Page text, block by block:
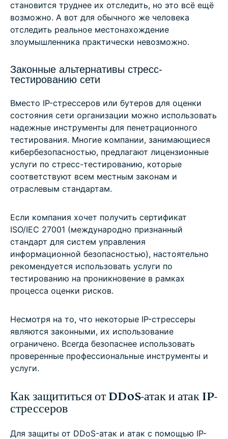
становится труднее их отследить, но это всё ещё
возможно. А вот для обычного же человека
отследить реальное местонахождение
злоумышленника практически невозможно.
Законные альтернативы стресс-
тестированию сети
Вместо IP-стрессеров или бутеров для оценки
состояния сети организации можно использовать
надежные инструменты для пенетрационного
тестирования. Многие компании, занимающиеся
кибербезопасностью, предлагают лицензионные
услуги по стресс-тестированию, которые
соответствуют всем местным законам и
отраслевым стандартам.
Если компания хочет получить сертификат
ISO/IEC 27001 (международно признанный
стандарт для систем управления
информационной безопасностью), настоятельно
рекомендуется использовать услуги по
тестированию на проникновение в рамках
процесса оценки рисков.
Несмотря на то, что некоторые IP-стрессеры
являются законными, их использование
ограничено. Всегда безопаснее использовать
проверенные профессиональные инструменты и
услуги.
Как защититься от DDoS-атак и атак IP-
стрессеров
Для защиты от DDoS-атак и атак с помощью IP-